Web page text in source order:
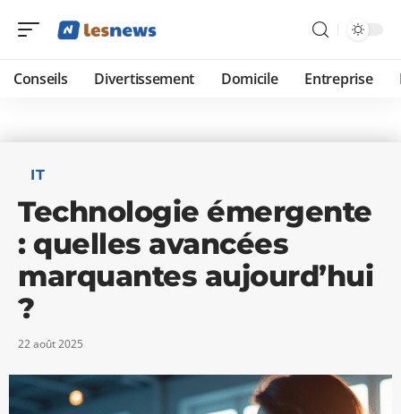
Conseils Divertissement Domicile Entreprise
IT
Technologie émergente
: quelles avancées
marquantes aujourd’hui
?
22 août 2025